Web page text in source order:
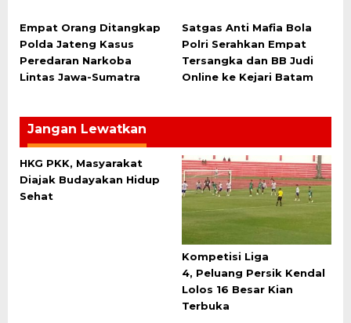
Empat Orang Ditangkap
Polda Jateng Kasus
Peredaran Narkoba
Lintas Jawa-Sumatra
Satgas Anti Mafia Bola
Polri Serahkan Empat
Tersangka dan BB Judi
Online ke Kejari Batam
Jangan Lewatkan
HKG PKK, Masyarakat
Diajak Budayakan Hidup
Sehat
Kompetisi Liga
4, Peluang Persik Kendal
Lolos 16 Besar Kian
Terbuka